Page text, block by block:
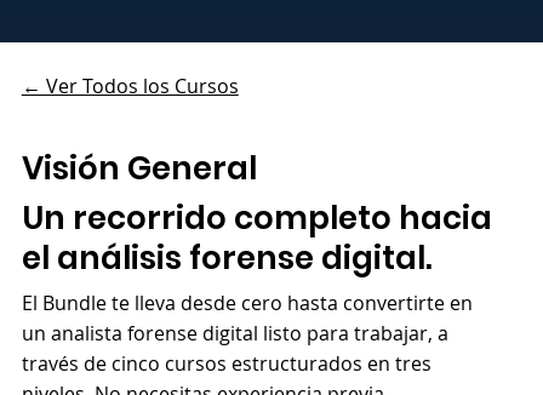
← Ver Todos los Cursos
Visión General
El Bundle te lleva desde cero hasta convertirte en
un analista forense digital listo para trabajar, a
través de cinco cursos estructurados en tres
Un recorrido completo hacia
el análisis forense digital.